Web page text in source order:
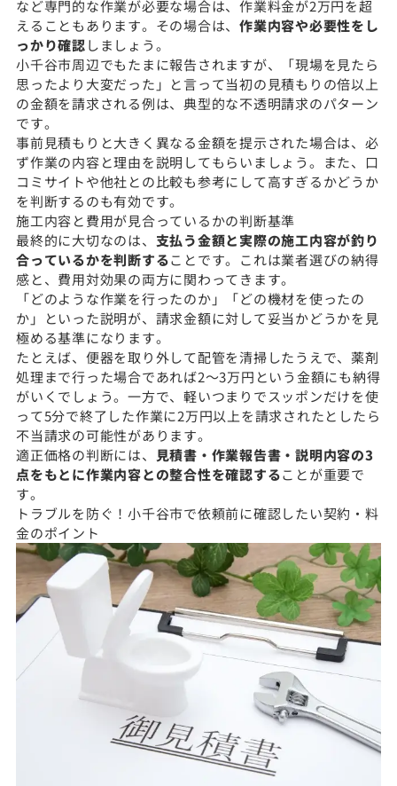
など専門的な作業が必要な場合は、作業料金が2万円を超
えることもあります。その場合は、 作業内容や必要性をし
っかり確認しましょう。
小千谷市周辺でもたまに報告されますが、「現場を見たら
思ったより大変だった」と言って当初の見積もりの倍以上
の金額を請求される例は、典型的な不透明請求のパターン
です。
事前見積もりと大きく異なる金額を提示された場合は、必
ず作業の内容と理由を説明してもらいましょう。また、口
コミサイトや他社との比較も参考にして高すぎるかどうか
を判断するのも有効です。
施工内容と費用が見合っているかの判断基準
最終的に大切なのは、 支払う金額と実際の施工内容が釣り
合っているかを判断することです。これは業者選びの納得
感と、費用対効果の両方に関わってきます。
「どのような作業を行ったのか」「どの機材を使ったの
か」といった説明が、請求金額に対して妥当かどうかを見
極める基準になります。
たとえば、便器を取り外して配管を清掃したうえで、薬剤
処理まで行った場合であれば2〜3万円という金額にも納得
がいくでしょう。一方で、軽いつまりでスッポンだけを使
って5分で終了した作業に2万円以上を請求されたとしたら
不当請求の可能性があります。
適正価格の判断には、 見積書・作業報告書・説明内容の3
点をもとに作業内容との整合性を確認することが重要で
す。
トラブルを防ぐ！小千谷市で依頼前に確認したい契約・料
金のポイント